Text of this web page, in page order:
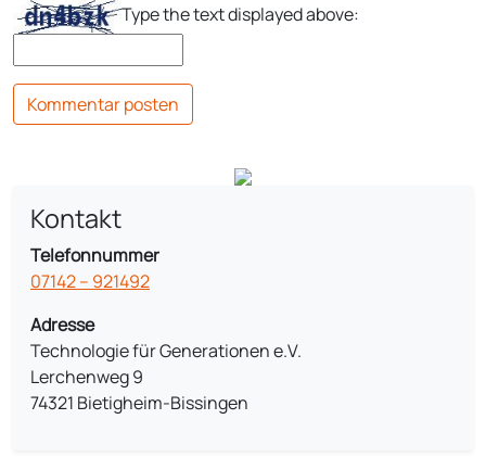
Type the text displayed above:
Kontakt
Telefonnummer
07142 – 921492
Adresse
Technologie für Generationen e.V.
Lerchenweg 9
74321 Bietigheim-Bissingen